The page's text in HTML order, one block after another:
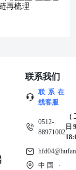
04.10)各大军工指
5.75%，排名第1/10。
中国航天科技集团消
业航天发射场以“一箭
定轨道，发射任务获
有限公司负责建设运营
路”和中资企业出海需
化综合解决方案与服
总研制。它作为长征
共同形成太阳同步轨
轨道卫星组网发射能
助推器的基本构型。
再梳理
联系我们
联系在
线客服
0512-
88971002
日
中国 ·